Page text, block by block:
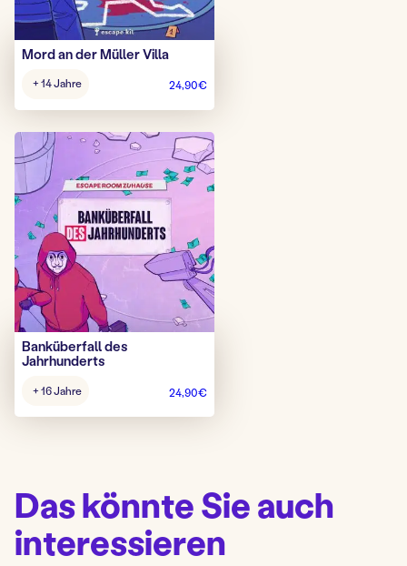
Mord an der Müller Villa
Spiel:
+ 14 Jahre 24,90€
Banküberfall des
Jahrhunderts
Spiel:
+ 16 Jahre 24,90€
Das könnte Sie auch
interessieren